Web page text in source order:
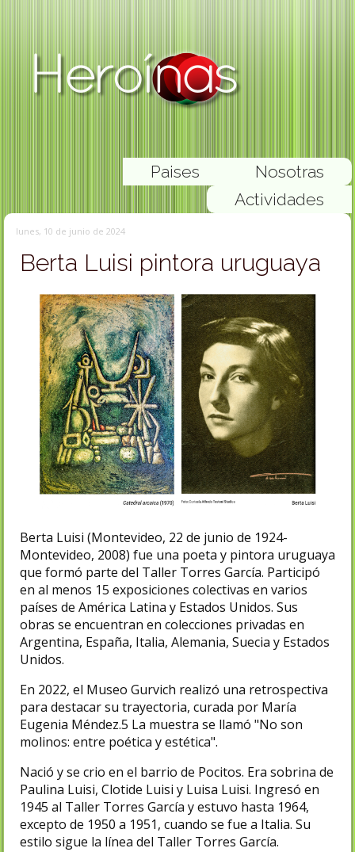
Nosotras
Paises
Actividades
lunes, 10 de junio de 2024
Berta Luisi pintora uruguaya
Berta Luisi (Montevideo, 22 de junio de 1924-
Montevideo, 2008)​ fue una poeta y pintora uruguaya
que formó parte del Taller Torres García.​ Participó
en al menos 15 exposiciones colectivas en varios
países de América Latina y Estados Unidos. Sus
obras se encuentran en colecciones privadas en
Argentina, España, Italia, Alemania, Suecia y Estados
Unidos.
En 2022, el Museo Gurvich realizó una retrospectiva
para destacar su trayectoria, curada por María
Eugenia Méndez.5​ La muestra se llamó "No son
molinos: entre poética y estética".
Nació y se crio en el barrio de Pocitos. Era sobrina de
Paulina Luisi, Clotide Luisi y Luisa Luisi. Ingresó en
1945 al Taller Torres García y estuvo hasta 1964,
excepto de 1950 a 1951, cuando se fue a Italia. Su
estilo sigue la línea del Taller Torres García.